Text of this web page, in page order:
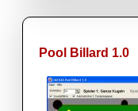
Pool Billard 1.0